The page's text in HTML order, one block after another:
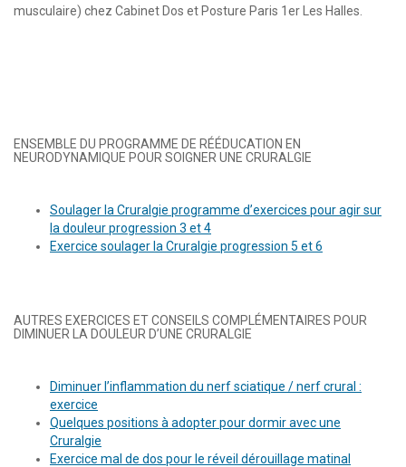
musculaire) chez Cabinet Dos et Posture Paris 1er Les Halles.
ENSEMBLE DU PROGRAMME DE RÉÉDUCATION EN
NEURODYNAMIQUE POUR SOIGNER UNE CRURALGIE
Soulager la Cruralgie programme d’exercices pour agir sur
la douleur progression 3 et 4
Exercice soulager la Cruralgie progression 5 et 6
AUTRES EXERCICES ET CONSEILS COMPLÉMENTAIRES POUR
DIMINUER LA DOULEUR D’UNE CRURALGIE
Diminuer l’inflammation du nerf sciatique / nerf crural :
exercice
Quelques positions à adopter pour dormir avec une
Cruralgie
Exercice mal de dos pour le réveil dérouillage matinal